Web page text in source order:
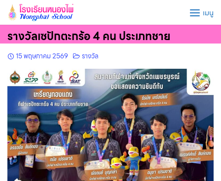
Skip
content
เมนู
รางวัลเซปักตะกร้อ 4 คน ประเภทชาย
15 พฤษภาคม 2569 รางวัล